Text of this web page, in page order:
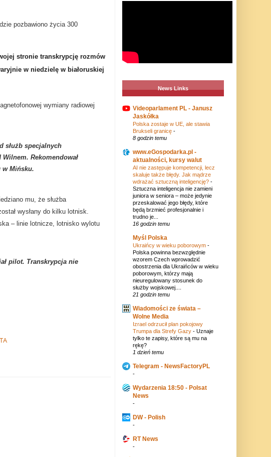
pozbawiono życia 300
stronie transkrypcję rozmów
w niedzielę w białoruskiej
wymiany radiowej
służb specjalnych
Rekomendował
w Mińsku.
mu, że służba
wysłany do kilku lotnisk.
– linie lotnicze, lotnisko wylotu
pilot. Transkrypcja nie
News Links
Videoparlament PL - Janusz
Jaskółka
Polska zostaje w UE, ale stawia
Brukseli granicę -
8 godzin temu
www.eGospodarka.pl -
aktualności, kursy walut
AI nie zastępuje kompetencji, lecz
skaluje także błędy. Jak mądrze
wdrażać sztuczną inteligencję? -
Sztuczna inteligencja nie zamieni
juniora w seniora – może jedynie
przeskalować jego błędy, które
będą brzmieć profesjonalnie i
trudno je...
16 godzin temu
Myśl Polska
Ukraińcy w wieku poborowym -
Polska powinna bezwzględnie
wzorem Czech wprowadzić
obostrzenia dla Ukraińców w wieku
poborowym, którzy mają
nieuregulowany stosunek do
służby wojskowej....
21 godzin temu
Wiadomości ze świata –
Wolne Media
Izrael odrzucił plan pokojowy
Trumpa dla Strefy Gazy - Uznaje
tylko te zapisy, które są mu na
rękę?
1 dzień temu
Telegram - NewsFactoryPL
-
Wydarzenia 18:50 - Polsat
News
-
DW - Polish
-
RT News
-